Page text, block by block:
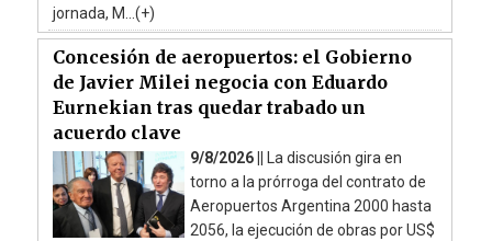
jornada, M...(+)
Concesión de aeropuertos: el Gobierno
de Javier Milei negocia con Eduardo
Eurnekian tras quedar trabado un
acuerdo clave
9/8/2026 ||
La discusión gira en
torno a la prórroga del contrato de
Aeropuertos Argentina 2000 hasta
2056, la ejecución de obras por US$